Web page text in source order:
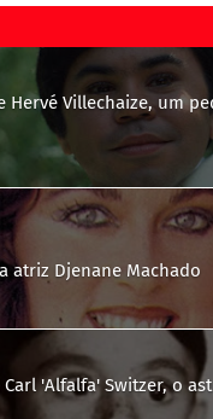
Hervé Villechaize, um
atriz Djenane Machado
'Alfalfa' Switzer, o